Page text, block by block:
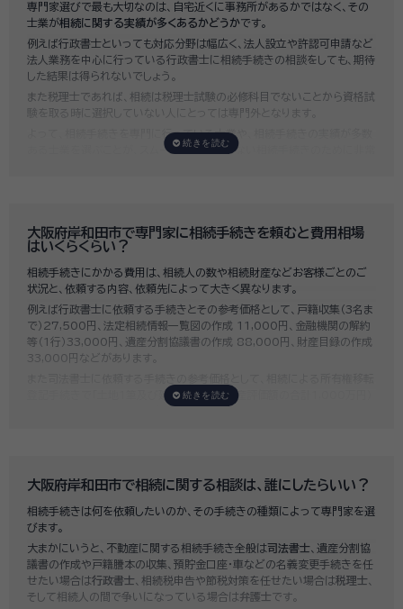
専門家選びで最も大切なのは、自宅近くに事務所があるかではなく、その
士業が相続に関する実績が多くあるかどうかです。
例えば行政書士といっても対応分野は幅広く、法人設立や許認可申請など
法人業務を中心に行っている行政書士に相続手続きの相談をしても、期待
した結果は得られないでしょう。
また税理士であれば、相続は税理士試験の必修科目でないことから資格試
験を取る時に選択していない人にとっては専門外となります。
よって、相続手続きを専門に行っている士業や、相続手続きの実績が多数
ある士業を選ぶことが、スムーズで間違いのない相続手続きのために非常
大阪府岸和田市で専門家に相続手続きを頼むと費用相場
はいくらくらい？
相続手続きにかかる費用は、相続人の数や相続財産などお客様ごとのご
状況と、依頼する内容、依頼先によって大きく異なります。
例えば行政書士に依頼する手続きとその参考価格として、戸籍収集（3名ま
で）27,500円、法定相続情報一覧図の作成 11,000円、金融機関の解約
等（1行）33,000円、遺産分割協議書の作成 88,000円、財産目録の作成
33,000円などがあります。
登記手続きで「土地1筆及び建物1棟（固定資産評価額の合計1,000万円）
せると100万円近くかそれ以上費用がかかってしまう場合もあるなど、非
いい相続では、お客様ごとに必要な相続手続きを明らかにし、無料で見積
もり をお出ししております。予算に合わせてご自身で対応できないものの
み依頼することも可能ですので、まずはお気軽にご相談ください。
大阪府岸和田市で相続に関する相談は、誰にしたらいい？
相続手続きは何を依頼したいのか、その手続きの種類によって専門家を選
びます。
大まかにいうと、不動産に関する相続手続き全般は司法書士 、遺産分割協
議書の作成や戸籍謄本の収集、預貯金口座・車などの名義変更手続きを任
せたい場合は行政書士 、相続税申告や節税対策を任せたい場合は税理士
そして相続人の間で争いになっている場合は弁護士です。